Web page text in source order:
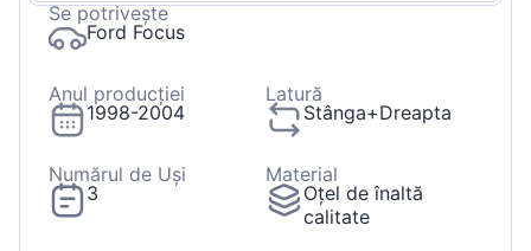
Se potrivește
Ford Focus
Anul producției
1998-2004
Latură
Stânga+Dreapta
Numărul de Uși
3
Material
Oțel de înaltă
calitate